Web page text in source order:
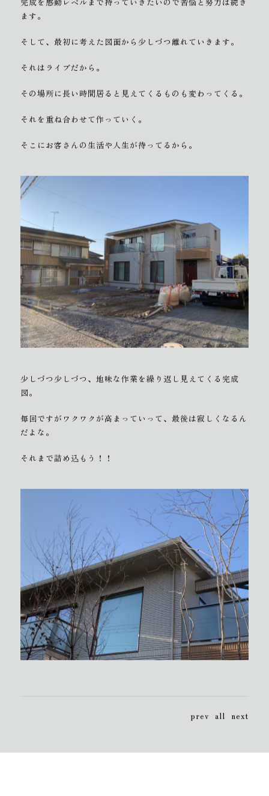
ます。
そして、最初に考えた図面から少しづつ離れていきます。
それはライブだから。
その場所に長い時間居ると見えてくるものも変わってくる。
それを重ね合わせて作っていく。
そこにお客さんの生活や人生が待ってるから。
少しづつ少しづつ、地味な作業を繰り返し見えてくる完成
図。
毎回ですがワクワクが高まっていって、最後は寂しくなるん
だよな。
それまで詰め込もう！！
prev all next